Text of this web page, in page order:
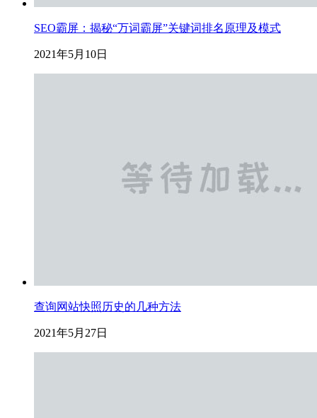
SEO霸屏：揭秘“万词霸屏”关键词排名原理及模式
2021年5月10日
查询网站快照历史的几种方法
2021年5月27日